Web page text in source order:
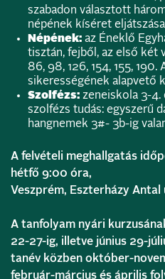
szabadon választott
népének kíséret
Népének: az Éneklő
tisztán, fejből, az első két
86, 98, 126, 154, 155, 190.
sikerességének alapvető
Szolfézs: zeneiskola 3-4.
szolfézs tudás: egyszerű
hangnemek 3#- 3b-ig
A felvételi meghallgatás
hétfő 9:00 óra,
Veszprém, Eszterházy Antal
A tanfolyam nyári
22-27-ig, illetve június 29-
tanév közben október-
február-március és április